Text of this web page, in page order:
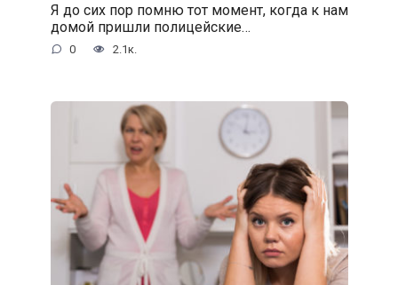
Я до сих пор помню тот момент, когда к нам
домой пришли полицейские…
0 2.1к.